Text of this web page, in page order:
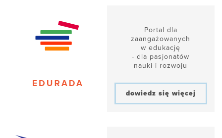
Portal dla
zaangażowanych
w edukację
- dla pasjonatów
nauki i rozwoju
dowiedz się więcej